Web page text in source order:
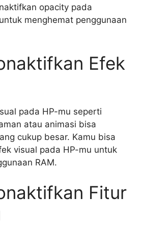
opacity pada
menghemat penggunaan
Efek
pada HP-mu seperti
atau animasi bisa
cukup besar. Kamu bisa
visual pada HP-mu untuk
RAM.
Fitur